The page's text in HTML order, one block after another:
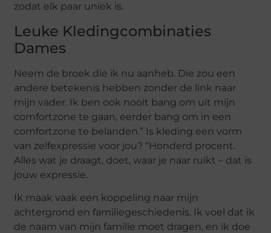
zodat elk paar uniek is.
Leuke Kledingcombinaties
Dames
Neem de broek die ik nu aanheb. Die zou een
andere betekenis hebben zonder de link naar
mijn vader. Ik ben ook nooit bang om uit mijn
comfortzone te gaan, eerder bang om in een
comfortzone te belanden.” Is kleding een vorm
van zelfexpressie voor jou? “Honderd procent.
Alles wat je draagt, doet, waar je naar ruikt – dat is
jouw expressie.
Ik maak vaak een koppeling naar mijn
achtergrond en familiegeschiedenis. Ik voel dat ik
de naam van mijn familie moet dragen, en ik doe